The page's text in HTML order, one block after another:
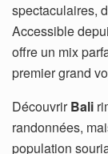
spectaculaires,
Accessible
offre un mix
premier grand
DécouvrirBali
randonnées,
population